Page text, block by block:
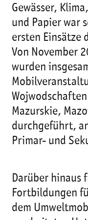
Gewässer,
und Papier war
ersten Einsätze
Von November
wurden
Mazurskie,
durchgeführt,
Primar- und
Darüber hinaus
Fortbildungen
dem